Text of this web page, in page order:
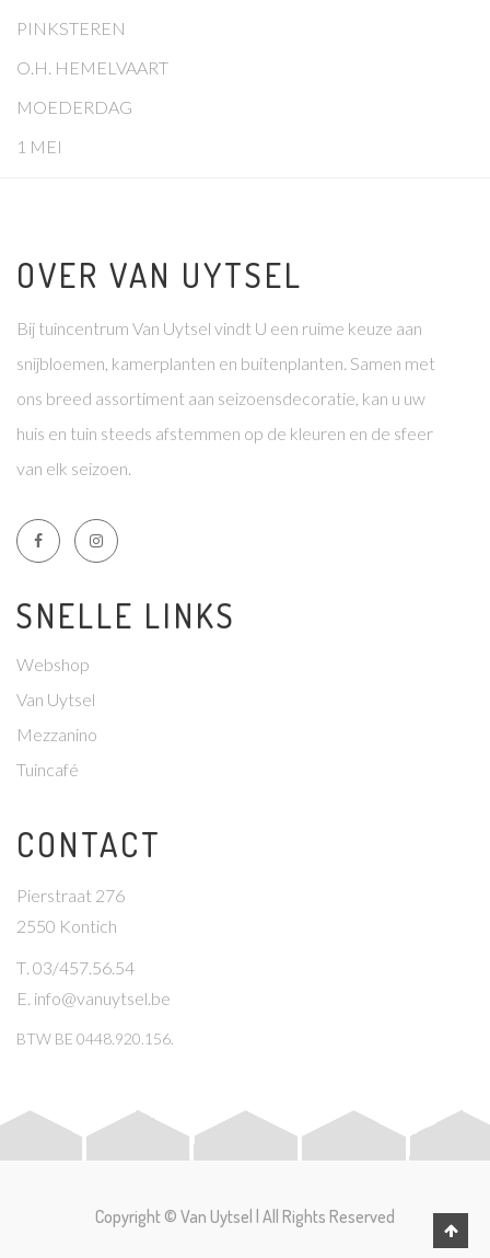
PINKSTEREN
O.H. HEMELVAART
MOEDERDAG
1 MEI
OVER VAN UYTSEL
Bij tuincentrum Van Uytsel vindt U een ruime keuze aan
snijbloemen, kamerplanten en buitenplanten. Samen met
ons breed assortiment aan seizoensdecoratie, kan u uw
huis en tuin steeds afstemmen op de kleuren en de sfeer
van elk seizoen.
SNELLE LINKS
Webshop
Van Uytsel
Mezzanino
Tuincafé
CONTACT
Pierstraat 276
2550 Kontich
T . 03/457.56.54
E info@vanuytsel.be
BTW BE 0448.920.156.
Copyright © Van Uytsel | All Rights Reserved